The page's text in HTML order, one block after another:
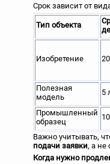
Срок зависит от
Тип объекта
Изобретение
Полезная
модель
5
Промышленный
образец
Важно учитывать,
подачи заявки, а не
Когда нужно